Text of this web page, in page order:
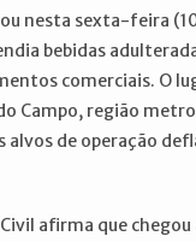
nesta sexta-feira
bebidas
comerciais. O
Campo, região
alvos de operação
afirma que